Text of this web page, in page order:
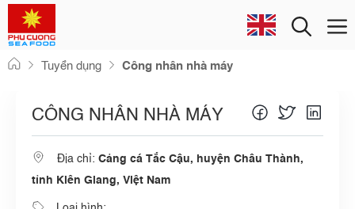
Skip
Tuyển dụng Công nhân nhà máy
CÔNG NHÂN NHÀ MÁY
Địa chỉ: Cảng cá Tắc Cậu, huyện Châu Thành,
tỉnh Kiên Giang, Việt Nam